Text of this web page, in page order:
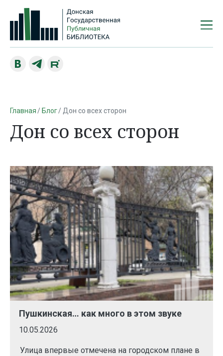
Главная Блог Дон со всех сторон
Дон со всех сторон
Пушкинская… как много в этом звуке
10.05.2026
Улица впервые отмечена на городском плане в